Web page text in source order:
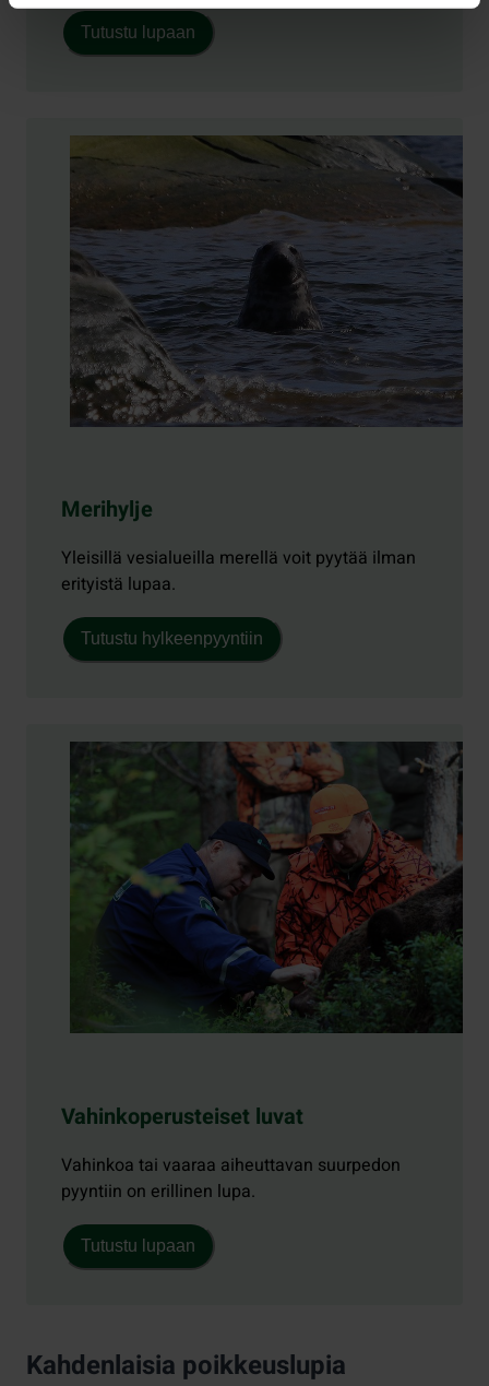
Tutustu lupaan
Merihylje
Yleisillä vesialueilla merellä voit pyytää ilman
erityistä lupaa.
Tutustu hylkeenpyyntiin
Vahinkoperusteiset luvat
Vahinkoa tai vaaraa aiheuttavan suurpedon
pyyntiin on erillinen lupa.
Tutustu lupaan
Kahdenlaisia poikkeuslupia